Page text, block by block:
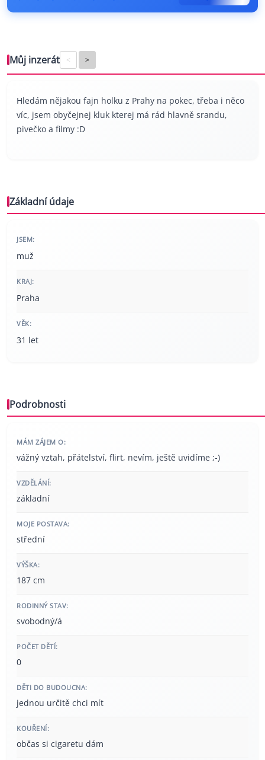
Můj inzerát < >
Hledám nějakou fajn holku z Prahy na pokec, třeba i něco
víc, jsem obyčejnej kluk kterej má rád hlavně srandu,
pivečko a filmy :D
Základní údaje
JSEM:
muž
KRAJ:
Praha
VĚK:
31 let
Podrobnosti
MÁM ZÁJEM O:
vážný vztah, přátelství, flirt, nevím, ještě uvidíme ;-)
VZDĚLÁNÍ:
základní
MOJE POSTAVA:
střední
VÝŠKA:
187 cm
RODINNÝ STAV:
svobodný/á
POČET DĚTÍ:
0
DĚTI DO BUDOUCNA:
jednou určitě chci mít
KOUŘENÍ:
občas si cigaretu dám